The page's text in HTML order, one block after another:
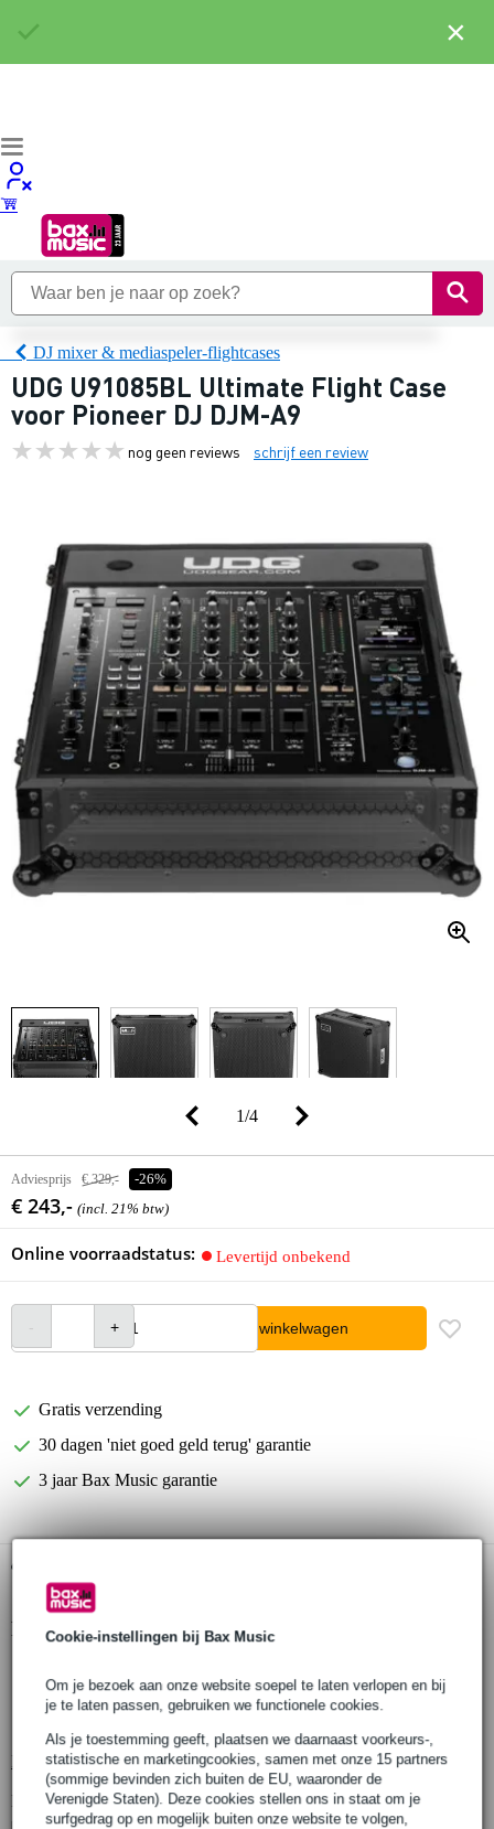
Cookie-instellingen bij Bax Music
Om je bezoek aan onze website soepel te laten verlopen en bij
je te laten passen, gebruiken we functionele cookies.
Als je toestemming geeft, plaatsen we daarnaast voorkeurs-,
statistische en marketingcookies, samen met onze 15 partners
(sommige bevinden zich buiten de EU, waaronder de
Verenigde Staten). Deze cookies stellen ons in staat om je
surfgedrag op en mogelijk buiten onze website te volgen,
DJ mixer & mediaspeler-flightcases
UDG U91085BL Ultimate Flight Case
voor Pioneer DJ DJM-A9
nog geen reviews schrijf een review
1/4
Adviesprijs € 329,- -26%
€ 243,- (incl. 21% btw)
Online voorraadstatus: Levertijd onbekend
In winkelwagen
Gratis verzending
30 dagen 'niet goed geld terug' garantie
3 jaar Bax Music garantie
Productinformatie
materiaal: gelamineerd multiplex 9 mm
Bekijk alle productspecificaties
Bekijk ook eens (4)
×